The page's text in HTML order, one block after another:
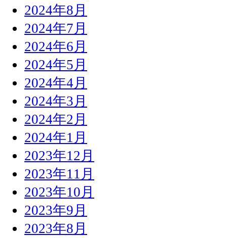
2024年8月
2024年7月
2024年6月
2024年5月
2024年4月
2024年3月
2024年2月
2024年1月
2023年12月
2023年11月
2023年10月
2023年9月
2023年8月